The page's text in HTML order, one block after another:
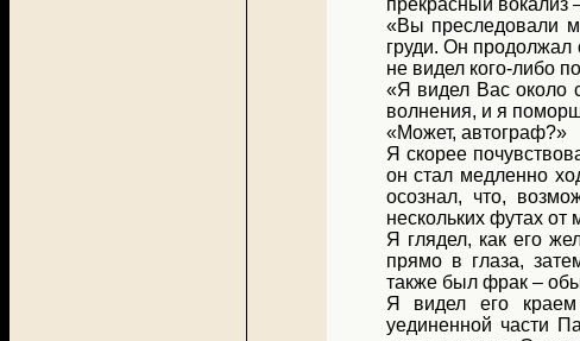
прекрасный вокализ
«Вы преследовали
груди. Он продолжал
не видел кого-либо
«Я видел Вас около
волнения, и я
«Может, автограф?»
Я скорее
он стал медленно
осознал, что,
нескольких футах от
Я глядел, как его
прямо в глаза,
также был фрак –
Я видел его
уединенной части